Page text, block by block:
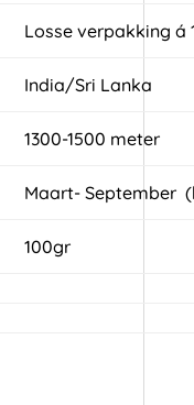
Losse verpakking á
India/Sri Lanka
1300-1500 meter
Maart- September
100gr